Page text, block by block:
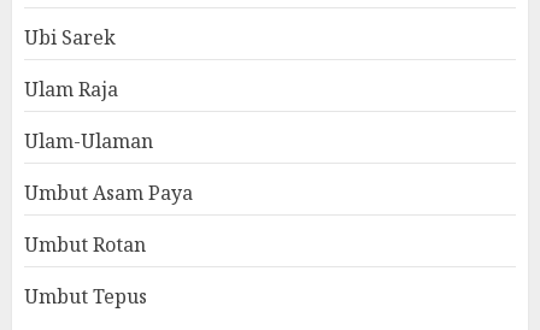
Ubi Sarek
Ulam Raja
Ulam-Ulaman
Umbut Asam Paya
Umbut Rotan
Umbut Tepus